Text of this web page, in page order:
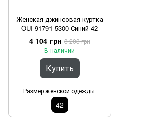
Женская джинсовая куртка
OUI 91791 5300 Синий 42
4 104 грн 8 208 грн
В наличии
Купить
Размер женской одежды
42